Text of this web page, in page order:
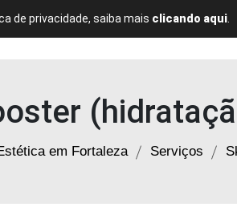
em Fortaleza Serviços
de privacidade, saiba mais clicando aqui